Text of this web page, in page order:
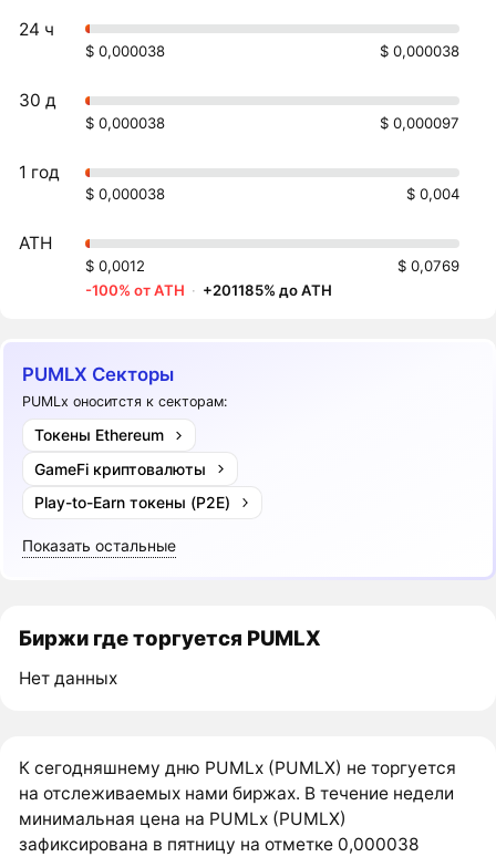
24 ч
$ 0,000038 $ 0,000038
30 д
$ 0,000038 $ 0,000097
1 год
$ 0,000038 $ 0,004
ATH
$ 0,0012
$ 0,0769
-100% от ATH · +201185% до ATH
PUMLX Секторы
PUMLx оноситстя к секторам:
Токены Ethereum
GameFi криптовалюты
Play-to-Earn токены (P2E)
Показать остальные
Биржи где торгуется PUMLX
Нет данных
К сегодняшнему дню PUMLx (PUMLX) не торгуется
на отслеживаемых нами биржах. В течение недели
минимальная цена на PUMLx (PUMLX)
зафиксирована в пятницу на отметке 0,000038